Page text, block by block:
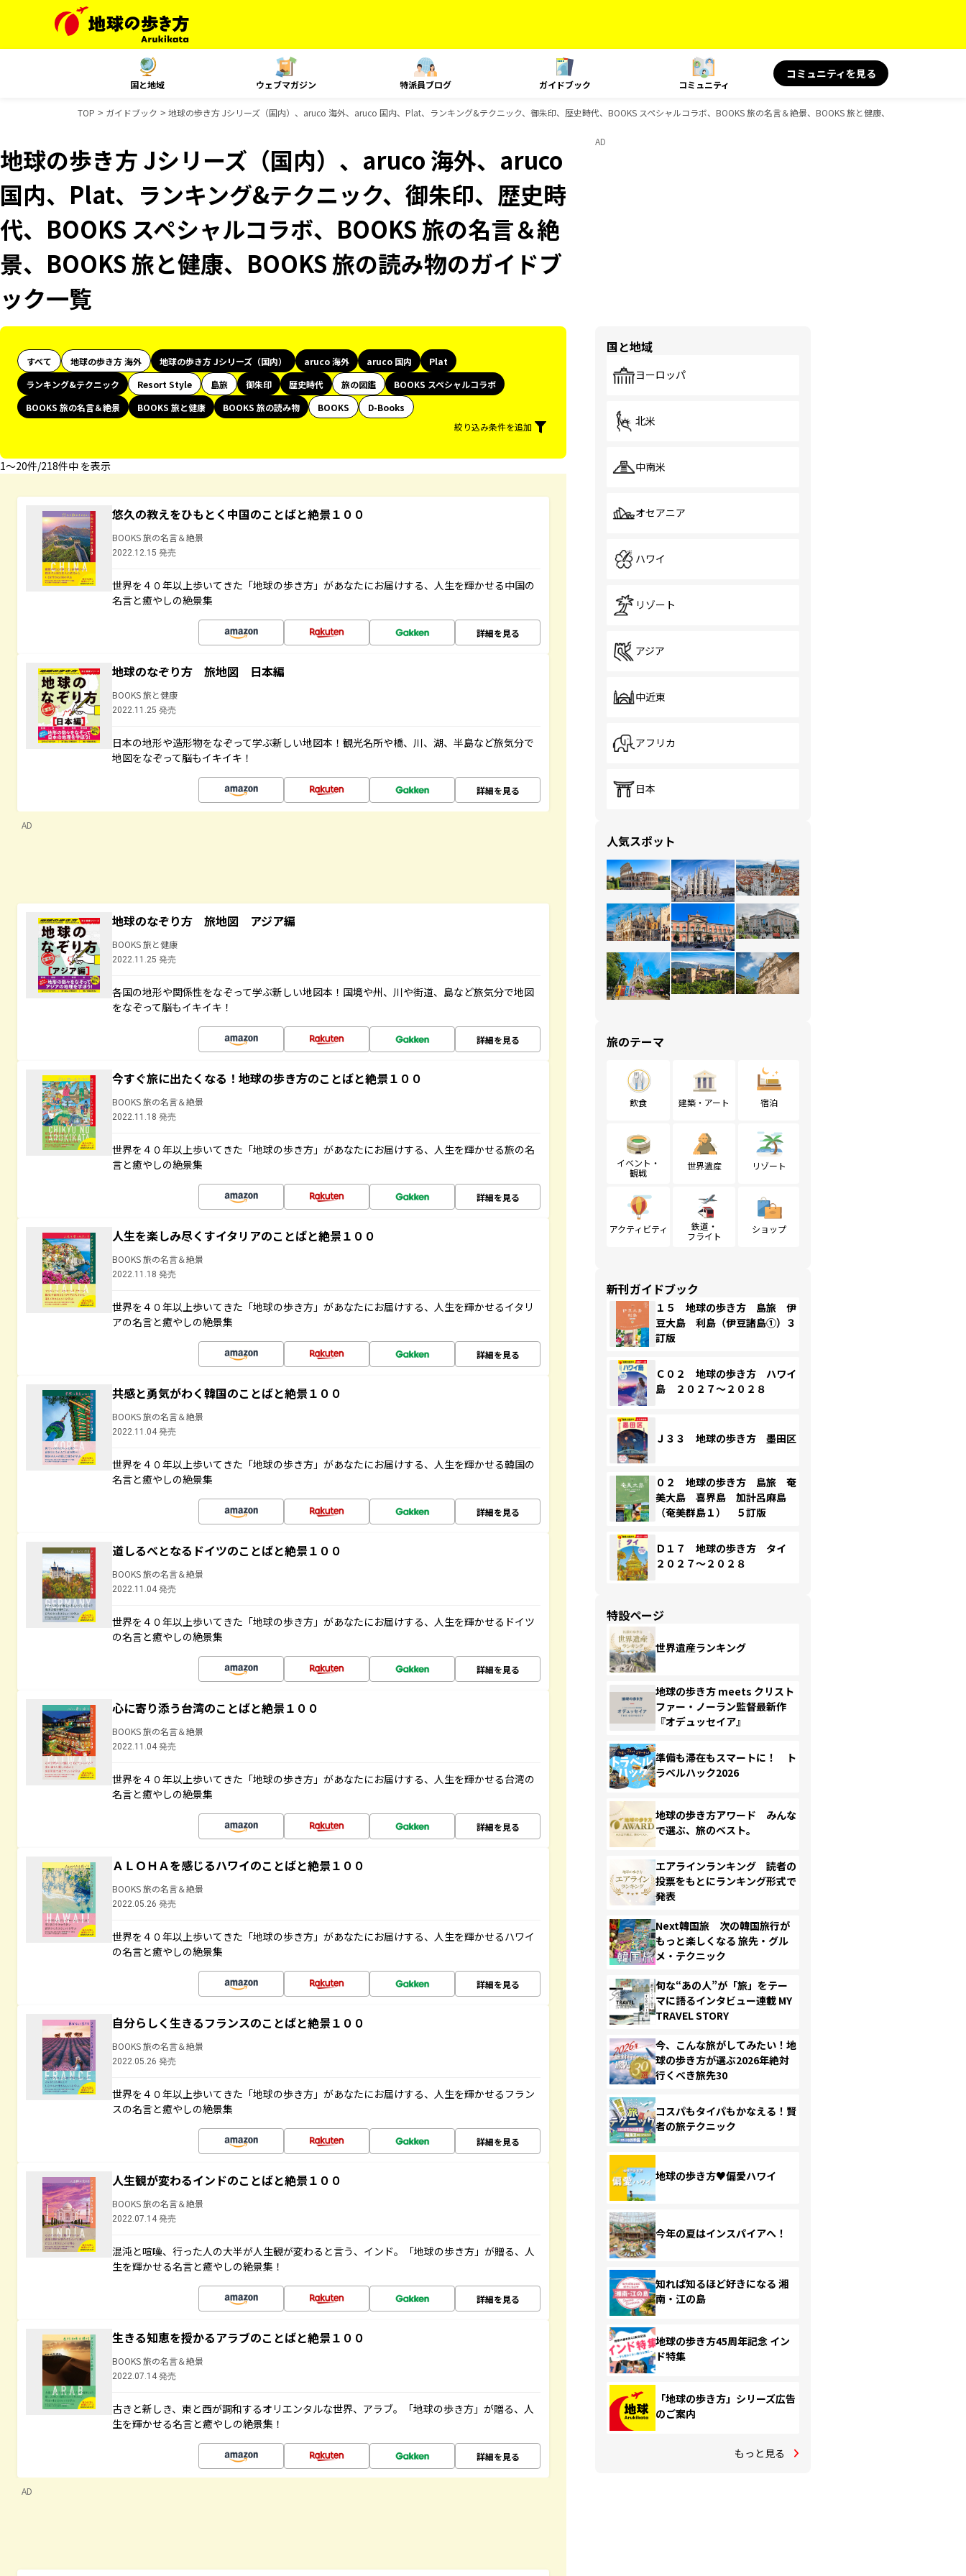
国と地域 ウェブマガジン 特派員ブログ ガイドブック コミュニティ
コミュニティを見る
TOP ガイドブック 地球の歩き方 Jシリーズ（国内）、aruco 海外、aruco 国内、Plat、ランキング&テクニック、御朱印、歴史時代、BOOKS スペシャルコラボ、BOOKS 旅の名言＆絶景、BOOKS 旅と健康、BOOKS 旅の読み
地球の歩き方 Jシリーズ（国内）、aruco 海外、aruco
国内、Plat、ランキング&テクニック、御朱印、歴史時
代、BOOKS スペシャルコラボ、BOOKS 旅の名言＆絶
景、BOOKS 旅と健康、BOOKS 旅の読み物のガイドブ
ック一覧
すべて 地球の歩き方 海外 地球の歩き方 Jシリーズ（国内） aruco 海外 aruco 国内
Plat
ランキング&テクニック
Resort Style 島旅 御朱印 歴史時代 旅の図鑑
BOOKS スペシャルコラボ
BOOKS 旅の名言＆絶景
BOOKS 旅と健康 BOOKS 旅の読み物 BOOKS
D-Books
絞り込み条件を追加
1〜20件/218件中 を表示
悠久の教えをひもとく中国のことばと絶景１００
BOOKS 旅の名言＆絶景
2022.12.15 発売
世界を４０年以上歩いてきた「地球の歩き方」があなたにお届けする、人生を輝かせる中国の
名言と癒やしの絶景集
詳細を見る
地球のなぞり方 旅地図 日本編
BOOKS 旅と健康
2022.11.25 発売
日本の地形や造形物をなぞって学ぶ新しい地図本！観光名所や橋、川、湖、半島など旅気分で
地図をなぞって脳もイキイキ！
詳細を見る
AD
地球のなぞり方 旅地図 アジア編
BOOKS 旅と健康
2022.11.25 発売
各国の地形や関係性をなぞって学ぶ新しい地図本！国境や州、川や街道、島など旅気分で地図
をなぞって脳もイキイキ！
詳細を見る
今すぐ旅に出たくなる！地球の歩き方のことばと絶景１００
BOOKS 旅の名言＆絶景
2022.11.18 発売
世界を４０年以上歩いてきた「地球の歩き方」があなたにお届けする、人生を輝かせる旅の名
言と癒やしの絶景集
詳細を見る
人生を楽しみ尽くすイタリアのことばと絶景１００
BOOKS 旅の名言＆絶景
2022.11.18 発売
世界を４０年以上歩いてきた「地球の歩き方」があなたにお届けする、人生を輝かせるイタリ
アの名言と癒やしの絶景集
詳細を見る
共感と勇気がわく韓国のことばと絶景１００
BOOKS 旅の名言＆絶景
2022.11.04 発売
世界を４０年以上歩いてきた「地球の歩き方」があなたにお届けする、人生を輝かせる韓国の
名言と癒やしの絶景集
詳細を見る
道しるべとなるドイツのことばと絶景１００
BOOKS 旅の名言＆絶景
2022.11.04 発売
世界を４０年以上歩いてきた「地球の歩き方」があなたにお届けする、人生を輝かせるドイツ
の名言と癒やしの絶景集
詳細を見る
心に寄り添う台湾のことばと絶景１００
BOOKS 旅の名言＆絶景
2022.11.04 発売
世界を４０年以上歩いてきた「地球の歩き方」があなたにお届けする、人生を輝かせる台湾の
名言と癒やしの絶景集
詳細を見る
ＡＬＯＨＡを感じるハワイのことばと絶景１００
BOOKS 旅の名言＆絶景
2022.05.26 発売
世界を４０年以上歩いてきた「地球の歩き方」があなたにお届けする、人生を輝かせるハワイ
の名言と癒やしの絶景集
詳細を見る
自分らしく生きるフランスのことばと絶景１００
BOOKS 旅の名言＆絶景
2022.05.26 発売
世界を４０年以上歩いてきた「地球の歩き方」があなたにお届けする、人生を輝かせるフラン
スの名言と癒やしの絶景集
詳細を見る
人生観が変わるインドのことばと絶景１００
BOOKS 旅の名言＆絶景
2022.07.14 発売
混沌と喧噪、行った人の大半が人生観が変わると言う、インド。「地球の歩き方」が贈る、人
生を輝かせる名言と癒やしの絶景集！
詳細を見る
生きる知恵を授かるアラブのことばと絶景１００
BOOKS 旅の名言＆絶景
2022.07.14 発売
古きと新しき、東と西が調和するオリエンタルな世界、アラブ。「地球の歩き方」が贈る、人
生を輝かせる名言と癒やしの絶景集！
詳細を見る
AD
AD
国と地域
ヨーロッパ
北米
中南米
オセアニア
ハワイ
リゾート
アジア
中近東
アフリカ
日本
人気スポット
旅のテーマ
飲食 建築・アート 宿泊
イベント・
観戦
世界遺産 リゾート
アクティビティ
鉄道・
フライト
ショップ
新刊ガイドブック
１５ 地球の歩き方 島旅 伊
豆大島 利島（伊豆諸島①）３
訂版
Ｃ０２ 地球の歩き方 ハワイ
島 ２０２７～２０２８
Ｊ３３ 地球の歩き方 墨田区
０２ 地球の歩き方 島旅 奄
美大島 喜界島 加計呂麻島
（奄美群島１） ５訂版
Ｄ１７ 地球の歩き方 タイ
２０２７～２０２８
特設ページ
世界遺産ランキング
地球の歩き方 meets クリスト
ファー・ノーラン監督最新作
『オデュッセイア』
準備も滞在もスマートに！ ト
ラベルハック2026
地球の歩き方アワード みんな
で選ぶ、旅のベスト。
エアラインランキング 読者の
投票をもとにランキング形式で
発表
Next韓国旅 次の韓国旅行が
もっと楽しくなる 旅先・グル
メ・テクニック
旬な“あの人”が「旅」をテー
マに語るインタビュー連載 MY
TRAVEL STORY
今、こんな旅がしてみたい！地
球の歩き方が選ぶ2026年絶対
行くべき旅先30
コスパもタイパもかなえる！賢
者の旅テクニック
地球の歩き方♥偏愛ハワイ
今年の夏はインスパイアへ！
知れば知るほど好きになる 湘
南・江の島
地球の歩き方45周年記念 イン
ド特集
「地球の歩き方」シリーズ広告
のご案内
もっと見る